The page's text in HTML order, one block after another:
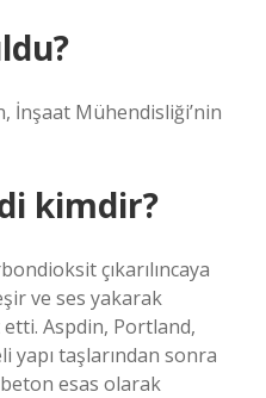
İnşaat Mühendisliği’nin
kimdir?
çıkarılıncaya
ve ses yakarak
Aspdin, Portland,
yapı taşlarından sonra
beton esas olarak